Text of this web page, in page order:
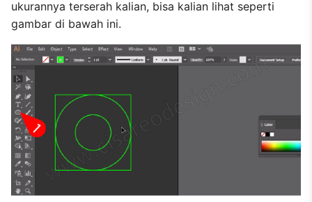
ukurannya terserah kalian, bisa kalian lihat seperti
gambar di bawah ini.